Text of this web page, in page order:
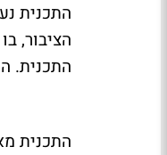
התכנית
הציבור,
התכנית.
התכנית